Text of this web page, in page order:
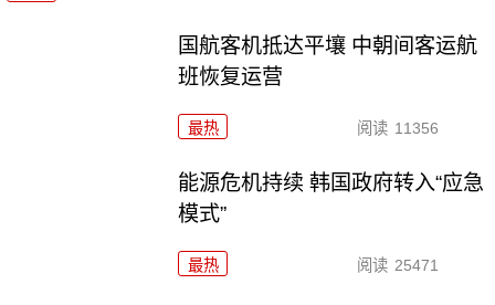
国航客机抵达平壤 中朝间客运航
班恢复运营
最热 阅读 11356
能源危机持续 韩国政府转入“应急
模式”
最热 阅读 25471